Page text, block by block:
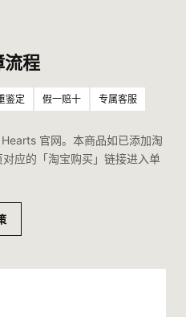
流程
鉴定 假一赔十 专属客服
官网。本商品如已添加淘
应的「淘宝购买」链接进入单